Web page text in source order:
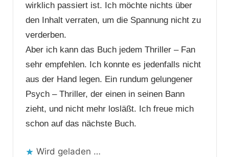
wirklich passiert ist. Ich möchte nichts über
den Inhalt verraten, um die Spannung nicht zu
verderben.
Aber ich kann das Buch jedem Thriller – Fan
sehr empfehlen. Ich konnte es jedenfalls nicht
aus der Hand legen. Ein rundum gelungener
Psych – Thriller, der einen in seinen Bann
zieht, und nicht mehr losläßt. Ich freue mich
schon auf das nächste Buch.
Wird geladen …